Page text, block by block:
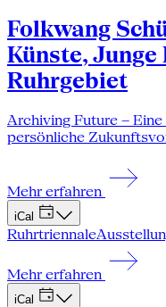
Folkwang
Künste, Junge
Ruhrgebiet
Archiving Future –
persönliche
Mehr erfahren
iCal
Ruhrtriennale
Mehr erfahren
iCal